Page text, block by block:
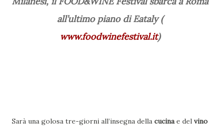
all’ultimo piano di Eataly (
www.foodwinefestival.it)
Sarà una golosa tre-giorni all’insegna della cucinae del vino